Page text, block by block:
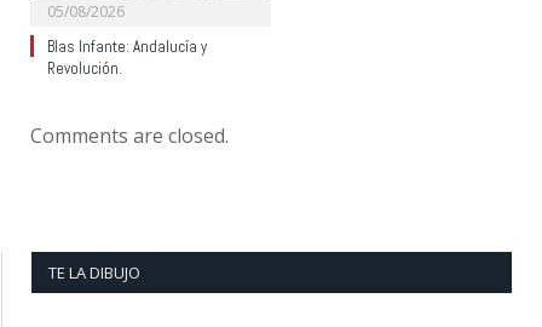
05/08/2026
Blas Infante: Andalucía y
Revolución.
Comments are closed.
TE LA DIBUJO